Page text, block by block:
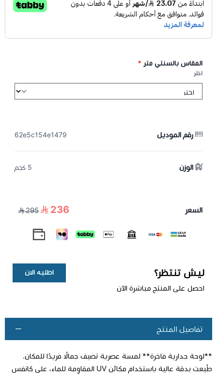
المقاس بالسنتي متر *
اختر
رقم الموديل 62e5c154e1479
الوزن 5 كجم
السعر 236
295
ليش تنتظر؟
احصل على المنتج مباشرة الآن
اطلبه الان
تفاصيل المنتج
**لوحة جدارية فاخرة** لمسة عصرية تضيف جمالًا فريدًا للمكان.
طُبعت بدقة عالية باستخدام مكائن UV المقاوِمة للماء، على كانفس